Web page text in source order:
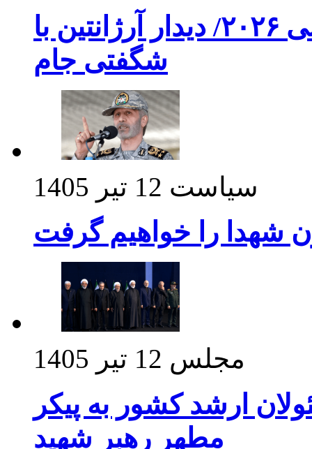
برنامه بازی های امشب جام جهانی ۲۰۲۶/ دیدار آرژانتین با
شگفتی جام
سیاست 12 تیر 1405
شهدا را خواهیم گرفت
مجلس 12 تیر 1405
ارشد کشور به پیکر
مطهر رهبر شهید